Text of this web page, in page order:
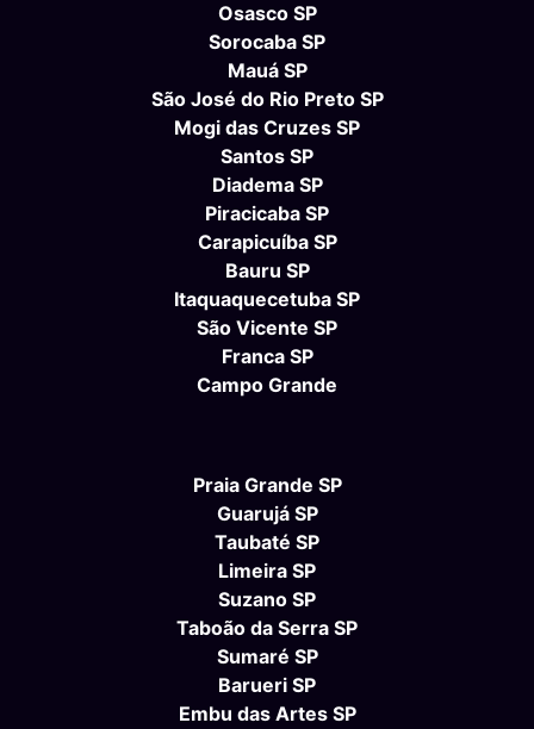
Osasco SP
Sorocaba SP
Mauá SP
São José do Rio Preto SP
Mogi das Cruzes SP
Santos SP
Diadema SP
Piracicaba SP
Carapicuíba SP
Bauru SP
Itaquaquecetuba SP
São Vicente SP
Franca SP
Campo Grande
Praia Grande SP
Guarujá SP
Taubaté SP
Limeira SP
Suzano SP
Taboão da Serra SP
Sumaré SP
Barueri SP
Embu das Artes SP